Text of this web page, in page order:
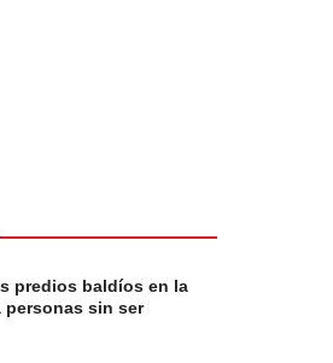
predios baldíos en la
personas sin ser